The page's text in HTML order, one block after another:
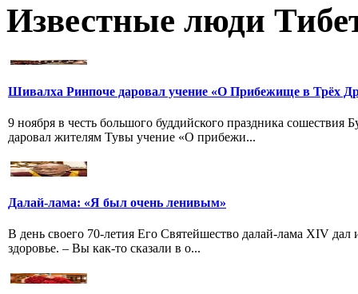
Известные люди
Шивалха Ринпоче даровал учение «О Прибежище в Трёх
9 ноября в честь большого буддийского праздника
даровал жителям Тувы учение «О прибежи...
Далай-лама: «Я был очень ленивым»
В день своего 70-летия Его Святейшество далай-лама XIV
здоровье. – Вы как-то сказали в о...